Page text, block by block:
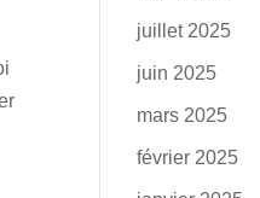
juillet 2025
juin 2025
mars 2025
février 2025